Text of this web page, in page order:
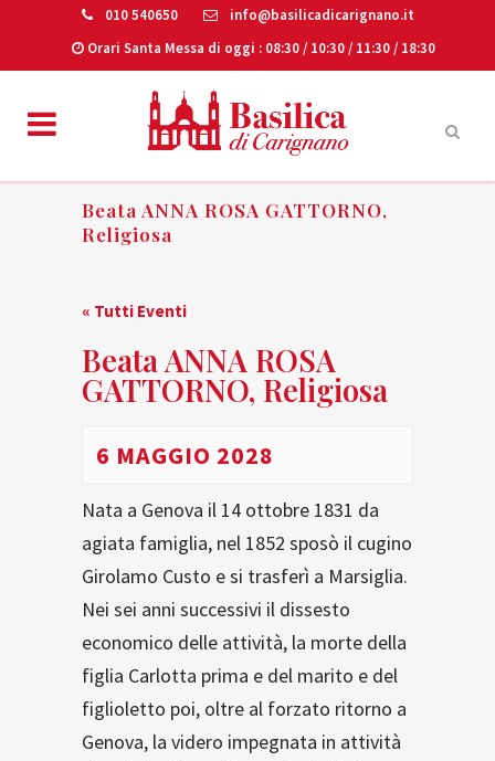
010 540650
info@basilicadicarignano.it
Orari Santa Messa di oggi : 08:30 / 10:30 / 11:30 / 18:30
Beata ANNA ROSA GATTORNO,
Religiosa
« Tutti Eventi
Beata ANNA ROSA
GATTORNO, Religiosa
6 MAGGIO 2028
Nata a Genova il 14 ottobre 1831 da
agiata famiglia, nel 1852 sposò il cugino
Girolamo Custo e si trasferì a Marsiglia.
Nei sei anni successivi il dissesto
economico delle attività, la morte della
figlia Carlotta prima e del marito e del
figlioletto poi, oltre al forzato ritorno a
Genova, la videro impegnata in attività